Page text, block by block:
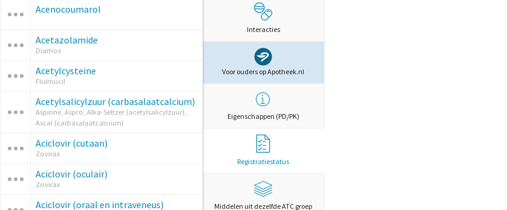
Acenocoumarol
Acetazolamide
Diamox
Acetylcysteine
Fluimucil
Acetylsalicylzuur (carbasalaatcalcium)
Aspirine, Aspro, Alka-Seltzer (acetylsalicylzuur),
Ascal (carbasalaatcalcium)
Aciclovir (cutaan)
Zovirax
Aciclovir (oculair)
Zovirax
Aciclovir (oraal en intraveneus)
Interacties
Voor ouders op Apotheek.nl
Eigenschappen (PD/PK)
Registratiestatus
Middelen uit dezelfde ATC groep